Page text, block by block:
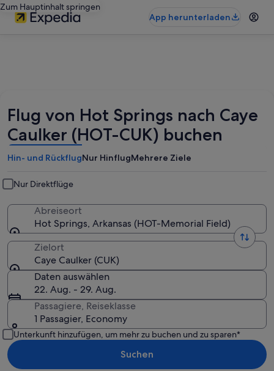
Zum Hauptinhalt springen
App herunterladen
Flug von Hot Springs nach Caye
Caulker (HOT-CUK) buchen
Hin- und RückflugNur HinflugMehrere Ziele
Nur Direktflüge
Abreiseort
Hot Springs, Arkansas (HOT-Memorial Field)
Zielort
Caye Caulker (CUK)
Daten auswählen
22. Aug. - 29. Aug.
Passagiere, Reiseklasse
1 Passagier, Economy
Unterkunft hinzufügen, um mehr zu buchen und zu sparen*
Suchen